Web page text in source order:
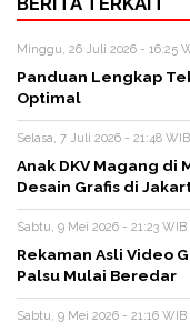
Minggu, 26 Juli 2026 - 16:25
Panduan Lengkap
Optimal
Selasa, 7 Juli 2026 - 21:48 WIB
Anak DKV Magang di
Desain Grafis di
Sabtu, 9 Mei 2026 - 21:23 WIB
Rekaman Asli Video
Palsu Mulai Beredar
Sabtu, 9 Mei 2026 - 21:16 WIB